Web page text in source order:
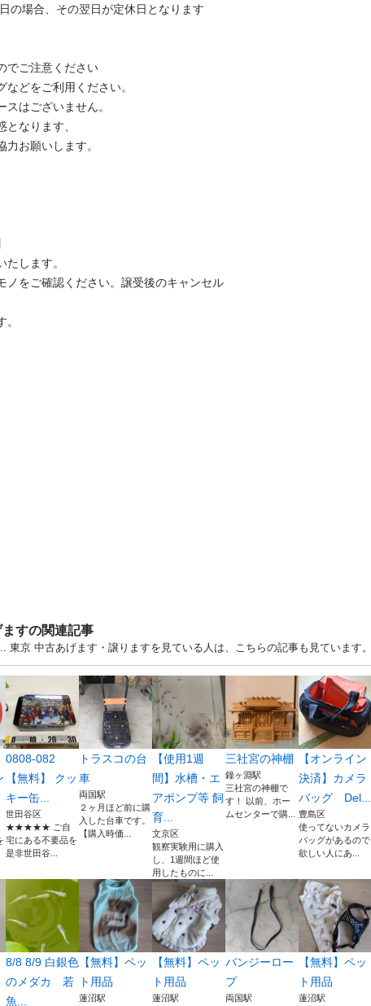
の場合、その翌日が定休日となります
でご注意ください
どをご利用ください。
はございません。
なります、
お願いします。
します。
ノをご確認ください。譲受後のキャンセル
すの関連記事
東京 中古あげます・譲りますを見ている人は、こちらの記事も見ています。
0808-082
【無料】 クッ
キー缶...
世田谷区
★★★★★ ご自
宅にある不要品を
是非世田谷...
トラスコの台
車
両国駅
２ヶ月ほど前に購
入した台車です。
【購入時価...
【使用1週
間】水槽・エ
アポンプ等 飼
育...
文京区
観察実験用に購入
し、1週間ほど使
用したものに...
三社宮の神棚
鐘ヶ淵駅
三社宮の神棚で
す！ 以前、ホー
ムセンターで購...
【オンライン
決済】カメラ
バッグ Del...
豊島区
使ってないカメラ
バッグがあるので
欲しい人にあ...
8/8 8/9 白銀色
のメダカ 若
魚...
【無料】ペッ
ト用品
蓮沼駅
【無料】ペッ
ト用品
蓮沼駅
バンジーロー
プ
両国駅
【無料】ペッ
ト用品
蓮沼駅